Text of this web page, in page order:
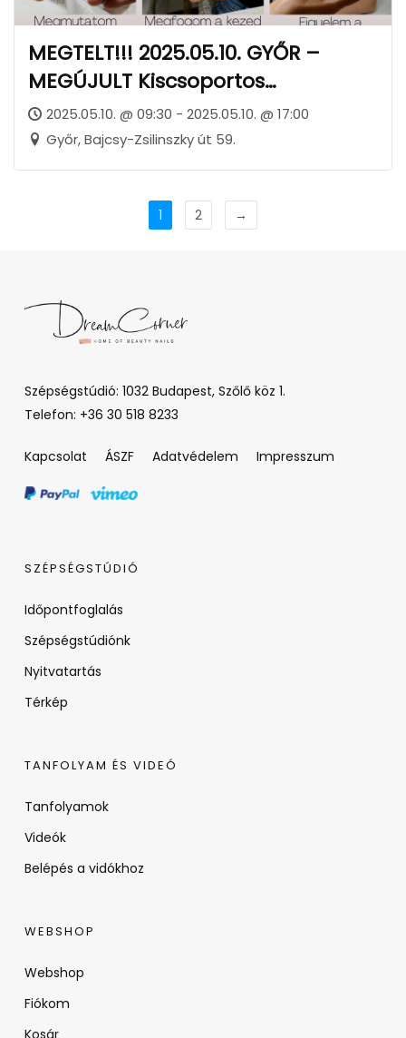
MEGTELT!!! 2025.05.10. GYŐR –
MEGÚJULT Kiscsoportos
GYORSASÁGI OKTATÁS
2025.05.10. @ 09:30 - 2025.05.10. @ 17:00
Győr, Bajcsy-Zsilinszky út 59.
1 2 →
Szépségstúdió: 1032 Budapest, Szőlő köz 1.
Telefon: +36 30 518 8233
Kapcsolat ÁSZF Adatvédelem Impresszum
SZÉPSÉGSTÚDIÓ
Időpontfoglalás
Szépségstúdiónk
Nyitvatartás
Térkép
TANFOLYAM ÉS VIDEÓ
Tanfolyamok
Videók
Belépés a vidókhoz
WEBSHOP
Webshop
Fiókom